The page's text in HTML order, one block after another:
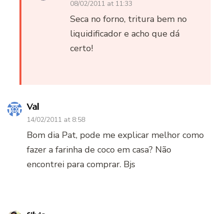
08/02/2011 at 11:33
Seca no forno, tritura bem no
liquidificador e acho que dá
certo!
Val
14/02/2011 at 8:58
Bom dia Pat, pode me explicar melhor como
fazer a farinha de coco em casa? Não
encontrei para comprar. Bjs